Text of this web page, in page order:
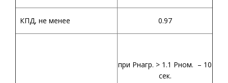
КПД, не менее 0.97
при Рнагр. > 1.1 Рном. – 10
сек.